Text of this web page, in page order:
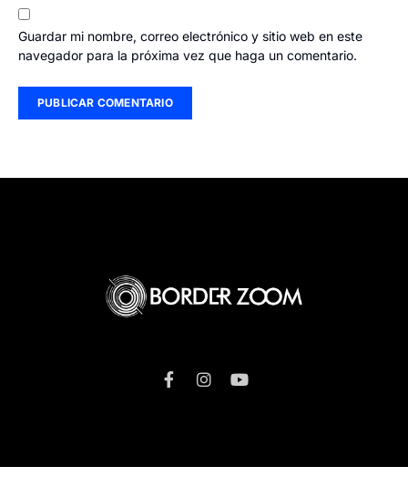
Guardar mi nombre, correo electrónico y sitio web en este
navegador para la próxima vez que haga un comentario.